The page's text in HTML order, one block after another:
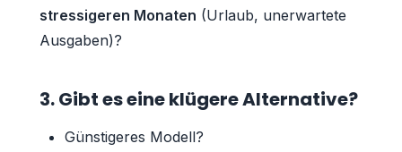
stressigeren Monaten (Urlaub, unerwartete
Ausgaben)?
3. Gibt es eine klügere Alternative?
Günstigeres Modell?